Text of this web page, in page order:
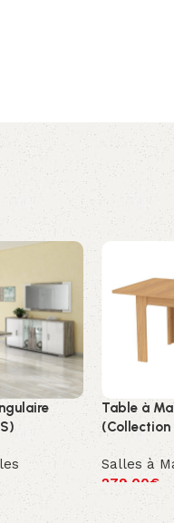
Table à
Salles à
279.00€